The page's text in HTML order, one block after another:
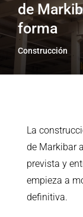
de
forma
Construcción
La
de Markibar
prevista y
empieza a
definitiva.